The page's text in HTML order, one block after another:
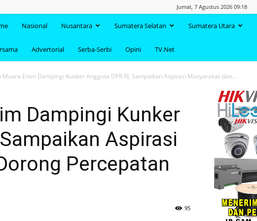
Jumat, 7 Agustus 2026 09:18
Nasional Nusantara Sumatera Selatan Sumatera Utara
Advertorial Serba-Serbi Opini TV.Net
Muara Enim Dampingi Kunker Anggota DPR RI, Sampaikan Aspirasi Masyarakat dan...
Dampingi Kunker
Aspirasi
Percepatan
95